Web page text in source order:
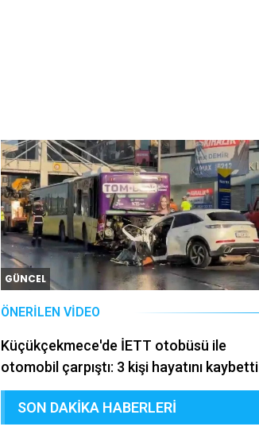
GÜNCEL
ÖNERILEN VIDEO
Küçükçekmece'de İETT otobüsü ile
otomobil çarpıştı: 3 kişi hayatını kaybetti
SON DAKIKA HABERLERI